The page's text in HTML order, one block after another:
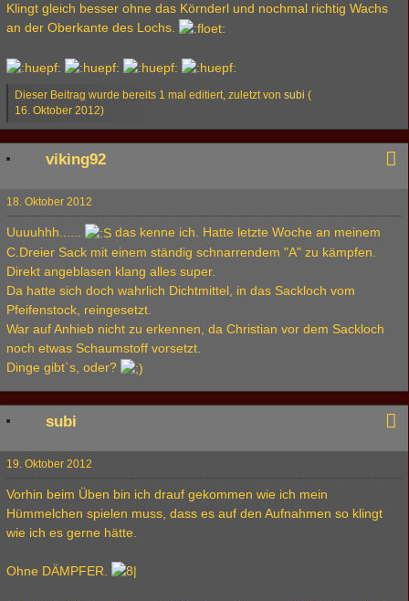
Klingt gleich besser ohne das Körnderl und nochmal richtig Wachs
an der Oberkante des Lochs.
Dieser Beitrag wurde bereits 1 mal editiert, zuletzt von subi (
16. Oktober 2012)
viking92
18. Oktober 2012
Uuuuhhh......
das kenne ich. Hatte letzte Woche an meinem
C.Dreier Sack mit einem ständig schnarrendem "A" zu kämpfen.
Direkt angeblasen klang alles super.
Da hatte sich doch wahrlich Dichtmittel, in das Sackloch vom
Pfeifenstock, reingesetzt.
War auf Anhieb nicht zu erkennen, da Christian vor dem Sackloch
noch etwas Schaumstoff vorsetzt.
Dinge gibt`s, oder?
subi
19. Oktober 2012
Vorhin beim Üben bin ich drauf gekommen wie ich mein
Hümmelchen spielen muss, dass es auf den Aufnahmen so klingt
wie ich es gerne hätte.
Ohne DÄMPFER.